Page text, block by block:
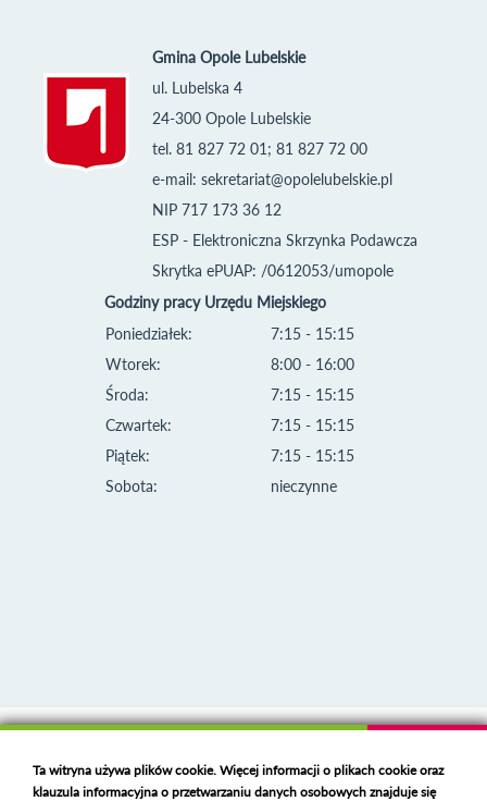
Gmina Opole Lubelskie
ul. Lubelska 4
24-300 Opole Lubelskie
tel. 81 827 72 01; 81 827 72 00
e-mail: sekretariat@opolelubelskie.pl
NIP 717 173 36 12
ESP - Elektroniczna Skrzynka Podawcza
Skrytka ePUAP: /0612053/umopole
Godziny pracy Urzędu Miejskiego
Poniedziałek:
Wtorek:
Środa:
Czwartek:
Piątek:
Sobota:
7:15 - 15:15
8:00 - 16:00
7:15 - 15:15
7:15 - 15:15
7:15 - 15:15
nieczynne
Deklaracja dostępności
Ta witryna używa plików cookie. Więcej informacji o plikach cookie oraz
klauzula informacyjna o przetwarzaniu danych osobowych znajduje się